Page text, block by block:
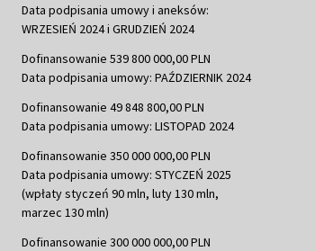
Data podpisania umowy i aneksów:
WRZESIEŃ 2024 i GRUDZIEŃ 2024
Dofinansowanie 539 800 000,00 PLN
Data podpisania umowy: PAŹDZIERNIK 2024
Dofinansowanie 49 848 800,00 PLN
Data podpisania umowy: LISTOPAD 2024
Dofinansowanie 350 000 000,00 PLN
Data podpisania umowy: STYCZEŃ 2025
(wpłaty styczeń 90 mln, luty 130 mln,
marzec 130 mln)
Dofinansowanie 300 000 000,00 PLN